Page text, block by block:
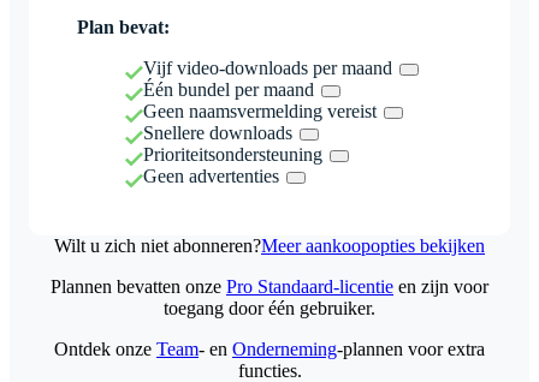
Plan bevat:
Vijf video-downloads per maand
Één bundel per maand
Geen naamsvermelding vereist
Snellere downloads
Prioriteitsondersteuning
Geen advertenties
Wilt u zich niet abonneren?Meer aankoopopties bekijken
Plannen bevatten onze Pro Standaard-licentie en zijn voor
toegang door één gebruiker.
Ontdek onze Team- en Onderneming-plannen voor extra
functies.